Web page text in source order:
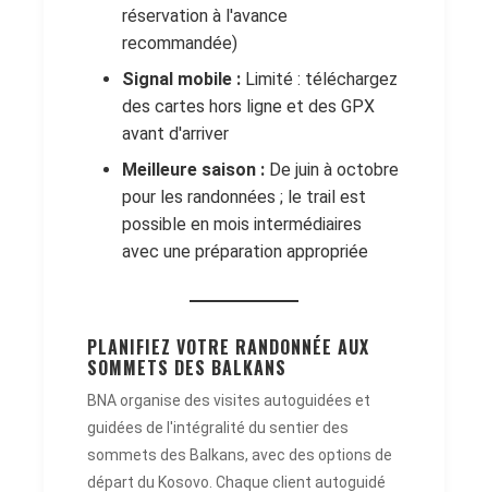
réservation à l'avance
recommandée)
Signal mobile : Limité : téléchargez
des cartes hors ligne et des GPX
avant d'arriver
Meilleure saison : De juin à octobre
pour les randonnées ; le trail est
possible en mois intermédiaires
avec une préparation appropriée
PLANIFIEZ VOTRE RANDONNÉE AUX
SOMMETS DES BALKANS
BNA organise des visites autoguidées et
guidées de l'intégralité du sentier des
sommets des Balkans, avec des options de
départ du Kosovo. Chaque client autoguidé